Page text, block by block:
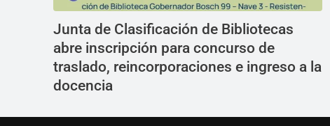
Junta de Clasificación de Bibliotecas
abre inscripción para concurso de
traslado, reincorporaciones e ingreso a la
docencia